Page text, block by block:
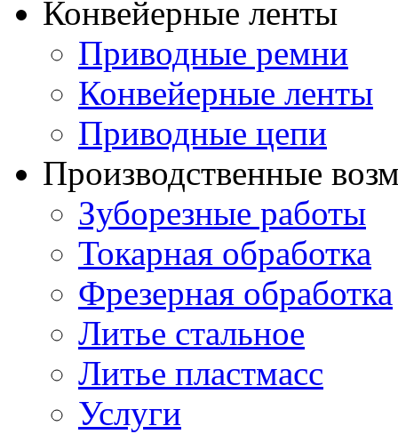
Конвейерные ленты
Приводные ремни
Конвейерные ленты
Приводные цепи
Производственные
Зуборезные работы
Токарная обработка
Фрезерная обработка
Литье стальное
Литье пластмасс
Услуги